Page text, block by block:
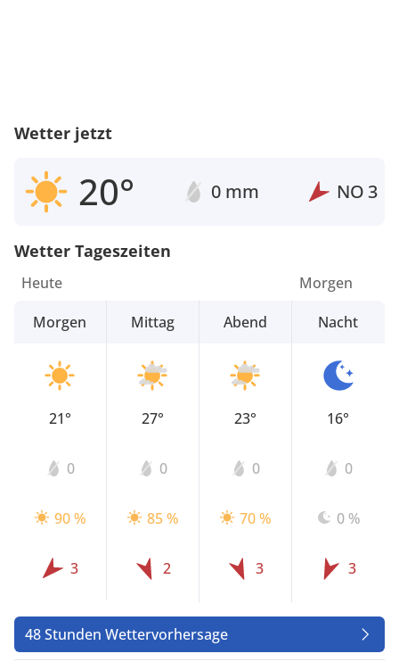
Wetter jetzt
20° 0 mm NO3
Wetter Tageszeiten
Heute
Morgen
21°
0
90 %
3
Mittag
27°
0
85 %
2
Abend
23°
0
70 %
3
Morgen
Nacht
16°
0
0 %
3
48 Stunden Wettervorhersage